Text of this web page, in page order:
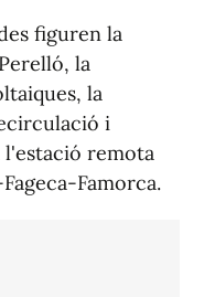
figuren la
la
la
i
remota
Famorca.